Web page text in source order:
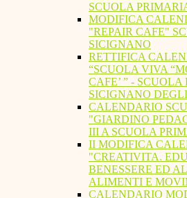
SCUOLA
MODIFICA
"REPAIR CAFE"
SICIGNANO
RETTIFICA
“SCUOLA VIVA
CAFE’ ” -
SICIGNANO
CALENDARIO
"GIARDINO
III A SCUOLA
II MODIFICA
"CREATIVITA.
BENESSERE ED
ALIMENTI E
CALENDARIO